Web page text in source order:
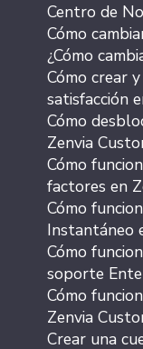
Centro de
Cómo
¿Cómo
Cómo crear
satisfacción
Cómo
Zenvia
Cómo
factores en
Cómo
Instantáneo
Cómo
soporte
Cómo
Zenvia
Crear una